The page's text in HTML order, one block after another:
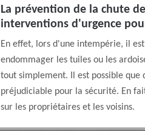
La prévention de la chute
interventions d'urgence
En effet, lors d'une intempérie, il
endommager les tuiles ou les
tout simplement. Il est possible que
préjudiciable pour la sécurité. En
sur les propriétaires et les voisins.